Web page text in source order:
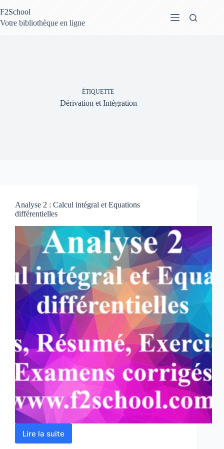
au
contenu
F2School
Votre bibliothèque en ligne
ÉTIQUETTE
Dérivation et Intégration
Analyse 2 : Calcul intégral et Equations
différentielles
Lire la suite
Analyse